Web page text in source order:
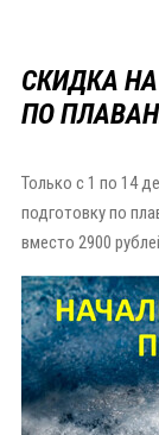
СКИДКА
ПО
Только с 1 по 14
подготовку по
вместо 2900